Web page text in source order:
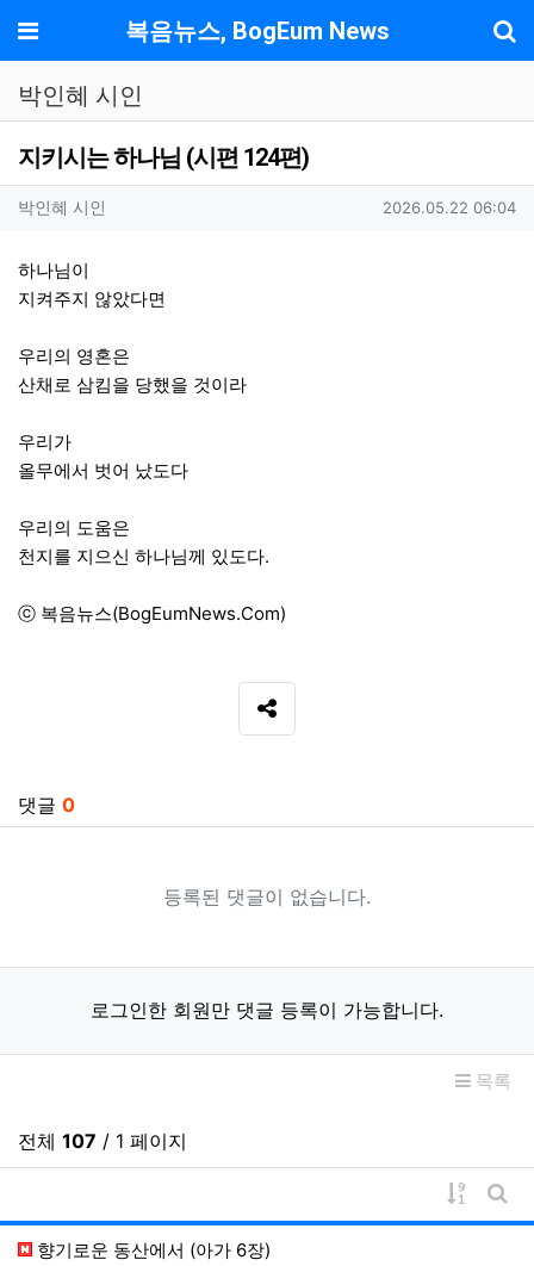
메뉴 복음뉴스, BogEum News
박인혜 시인
지키시는 하나님 (시편 124편)
작성자 정보
박인혜 시인 작성일
2026.05.22 06:04
컨텐츠 정보
본문
하나님이
지켜주지 않았다면
우리의 영혼은
산채로 삼킴을 당했을 것이라
우리가
올무에서 벗어 났도다
우리의 도움은
천지를 지으신 하나님께 있도다.
ⓒ 복음뉴스(BogEumNews.Com)
SNS 공유
댓글 0
등록된 댓글이 없습니다.
로그인한 회원만 댓글 등록이 가능합니다.
목록
전체 107 / 1 페이지
게시물
게
향기로운 동산에서 (아가 6장)